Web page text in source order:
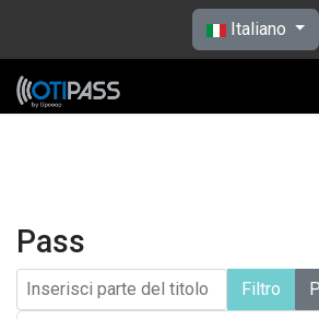
Seleziona la tua
Italiano
Pass
Inserisci parte del titolo Filtro